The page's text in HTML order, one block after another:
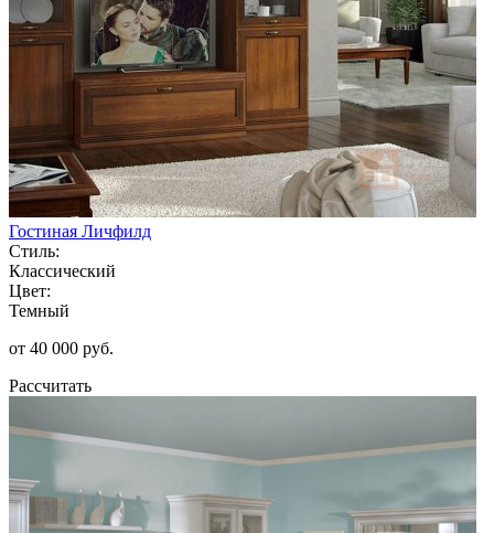
Гостиная Личфилд
Стиль:
Классический
Цвет:
Темный
от 40 000 руб.
Рассчитать